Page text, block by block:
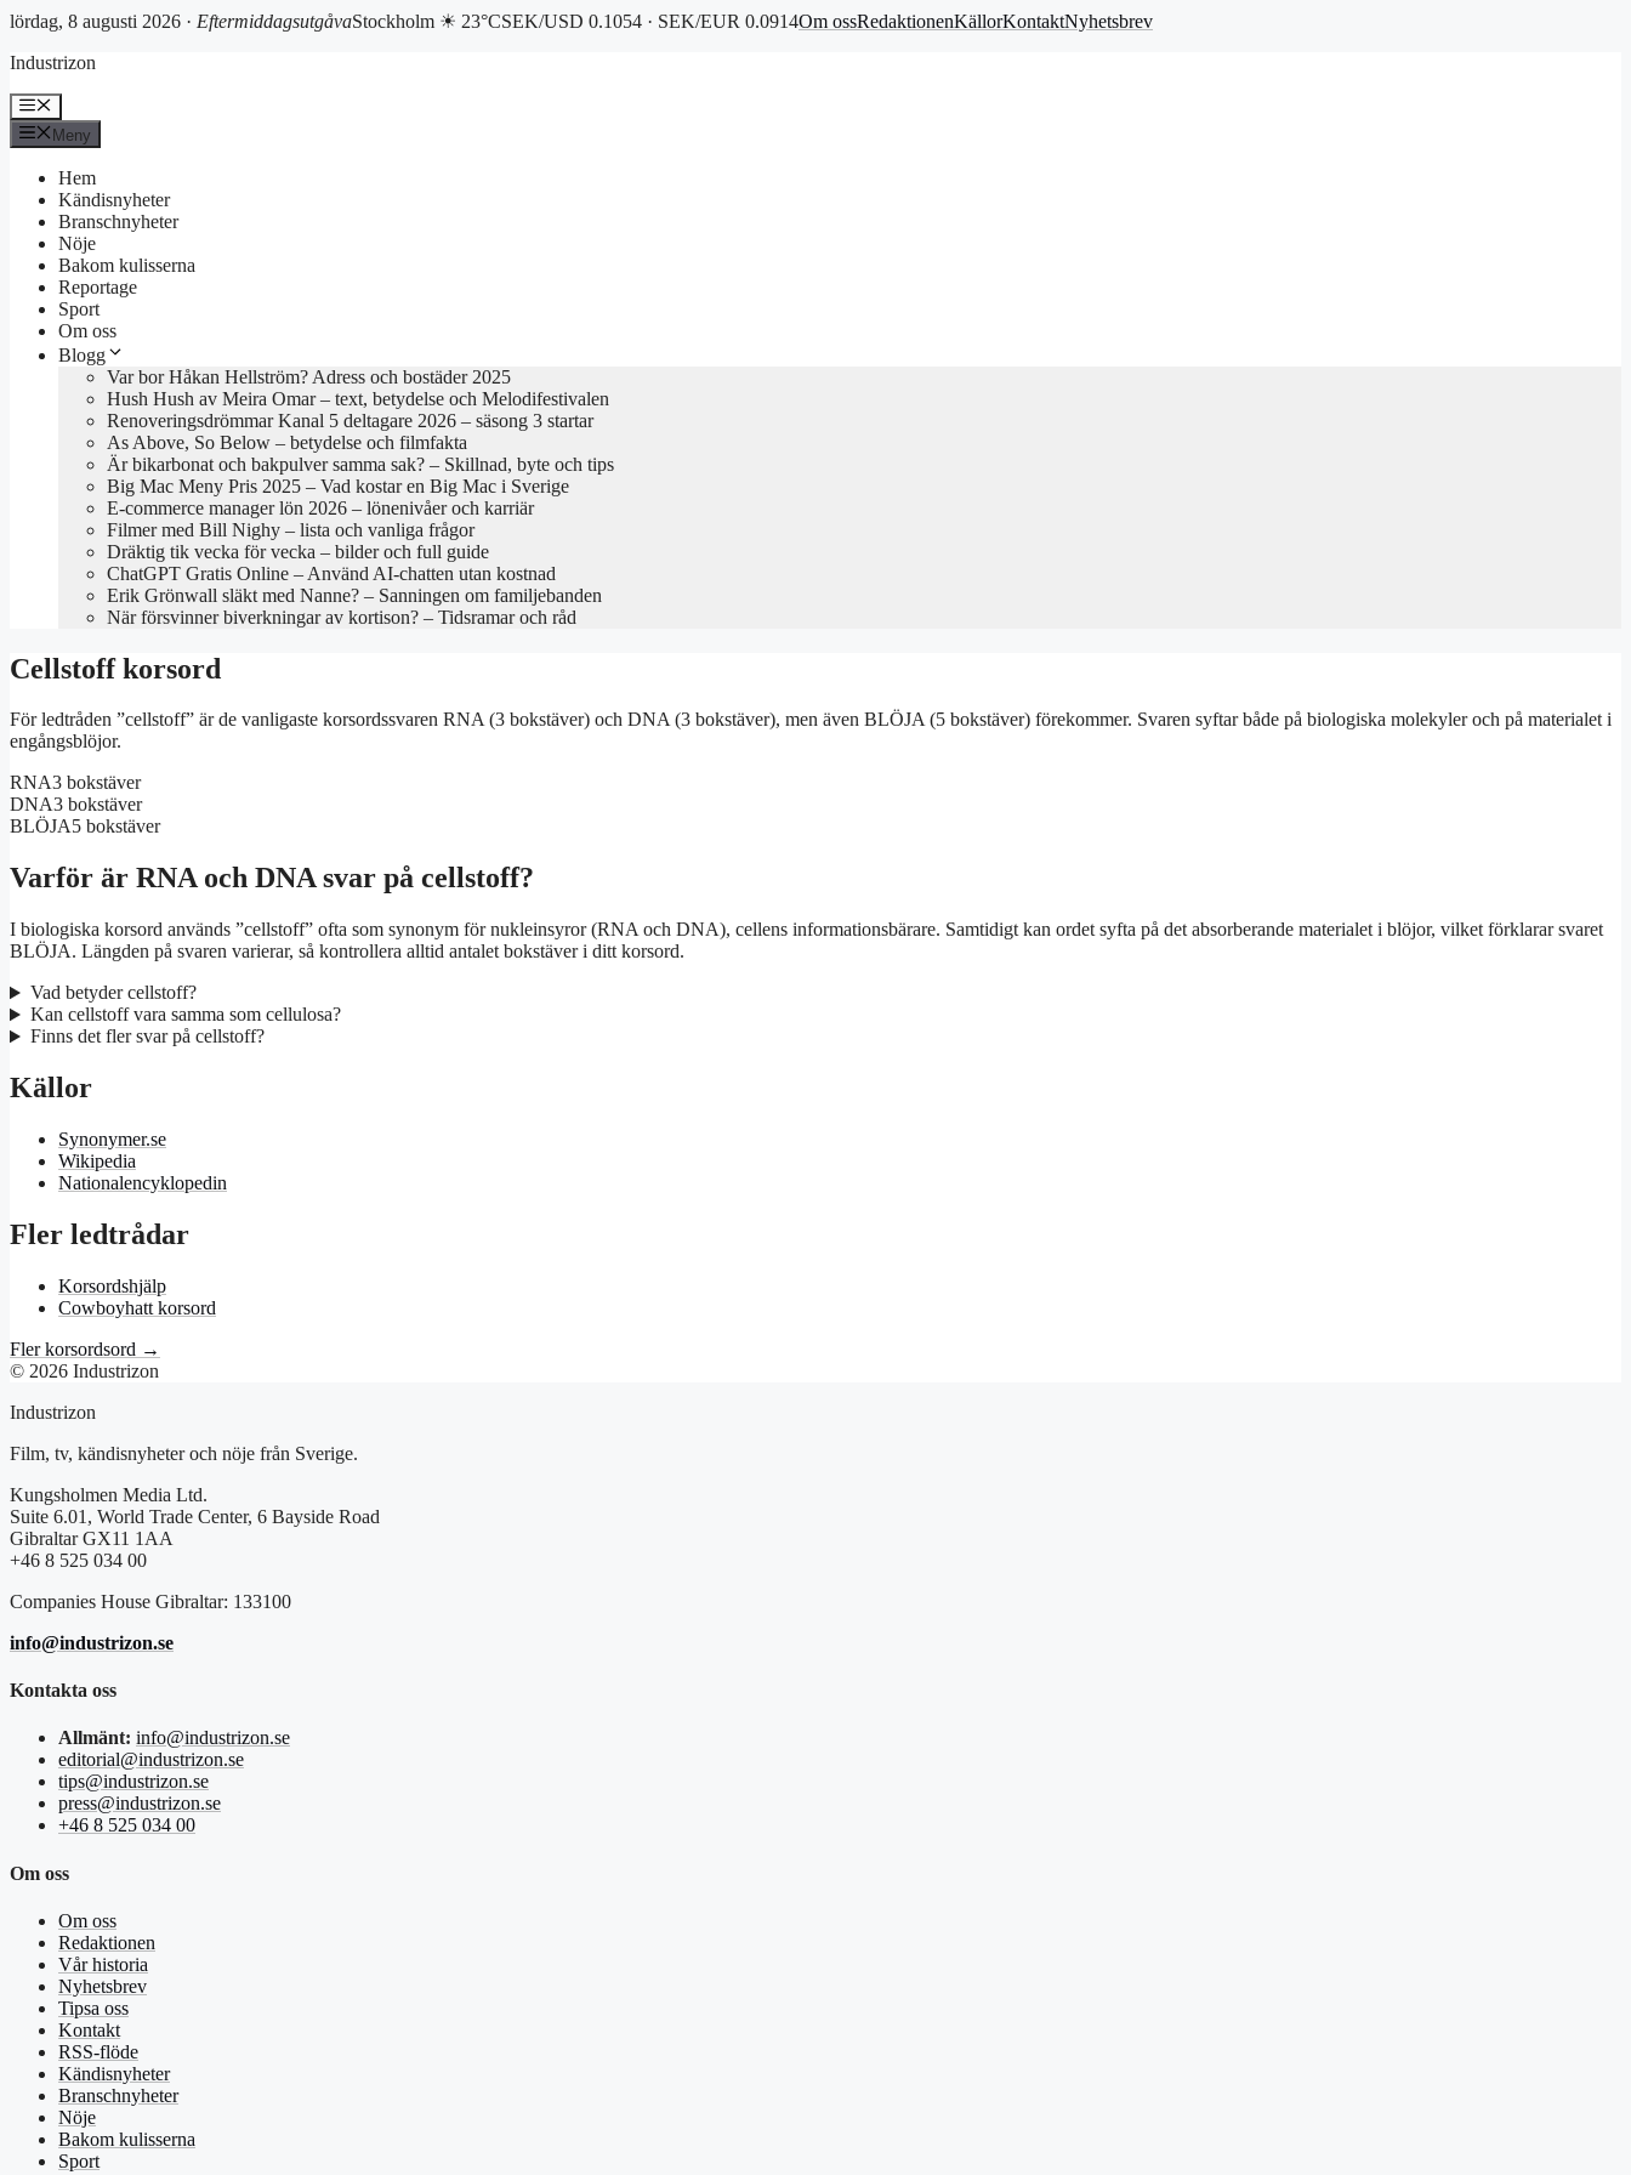
lördag, 8 augusti 2026 · EftermiddagsutgåvaStockholm ☀ 23°CSEK/USD 0.1054 · SEK/EUR 0.0914Om ossRedaktionenKällorKontaktNyhetsbrev
till
Industrizon
Meny
Meny
Hem
Kändisnyheter
Branschnyheter
Nöje
Bakom kulisserna
Reportage
Sport
Om oss
Blogg
Var bor Håkan Hellström? Adress och bostäder 2025
Hush Hush av Meira Omar – text, betydelse och Melodifestivalen
Renoveringsdrömmar Kanal 5 deltagare 2026 – säsong 3 startar
As Above, So Below – betydelse och filmfakta
Är bikarbonat och bakpulver samma sak? – Skillnad, byte och tips
Big Mac Meny Pris 2025 – Vad kostar en Big Mac i Sverige
E-commerce manager lön 2026 – lönenivåer och karriär
Filmer med Bill Nighy – lista och vanliga frågor
Dräktig tik vecka för vecka – bilder och full guide
ChatGPT Gratis Online – Använd AI-chatten utan kostnad
Erik Grönwall släkt med Nanne? – Sanningen om familjebanden
När försvinner biverkningar av kortison? – Tidsramar och råd
Cellstoff korsord
För ledtråden ”cellstoff” är de vanligaste korsordssvaren RNA (3 bokstäver) och DNA (3 bokstäver), men även BLÖJA (5 bokstäver) förekommer. Svaren syftar både på biologiska molekyler och på materialet i
engångsblöjor.
RNA3 bokstäver
DNA3 bokstäver
BLÖJA5 bokstäver
Varför är RNA och DNA svar på cellstoff?
I biologiska korsord används ”cellstoff” ofta som synonym för nukleinsyror (RNA och DNA), cellens informationsbärare. Samtidigt kan ordet syfta på det absorberande materialet i blöjor, vilket förklarar svaret
BLÖJA. Längden på svaren varierar, så kontrollera alltid antalet bokstäver i ditt korsord.
Vad betyder cellstoff?
Kan cellstoff vara samma som cellulosa?
Finns det fler svar på cellstoff?
Källor
Synonymer.se
Wikipedia
Nationalencyklopedin
Fler ledtrådar
Korsordshjälp
Cowboyhatt korsord
Fler korsordsord →
© 2026 Industrizon
Industrizon
Film, tv, kändisnyheter och nöje från Sverige.
Kungsholmen Media Ltd.
Suite 6.01, World Trade Center, 6 Bayside Road
Gibraltar GX11 1AA
+46 8 525 034 00
Companies House Gibraltar: 133100
info@industrizon.se
Kontakta oss
Allmänt: info@industrizon.se
editorial@industrizon.se
tips@industrizon.se
press@industrizon.se
+46 8 525 034 00
Om oss
Om oss
Redaktionen
Vår historia
Nyhetsbrev
Tipsa oss
Kontakt
RSS-flöde
Kändisnyheter
Branschnyheter
Nöje
Bakom kulisserna
Sport